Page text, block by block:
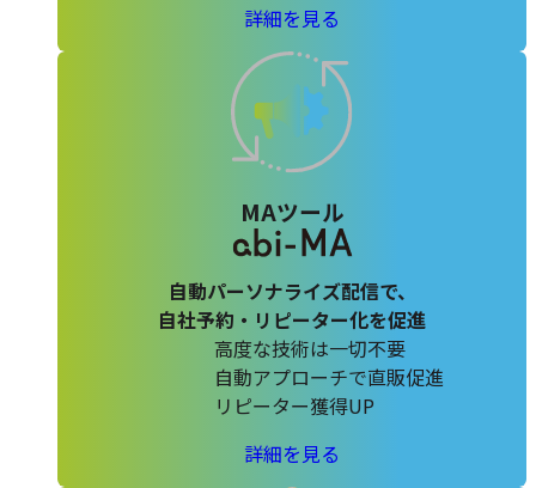
abi-
Booking
の
詳細を見る
MAツール
自動パーソナライズ配信で、
自社予約・リピーター化を促進
高度な技術は一切不要
自動アプローチで直販促進
リピーター獲得UP
abi-
詳細を見る